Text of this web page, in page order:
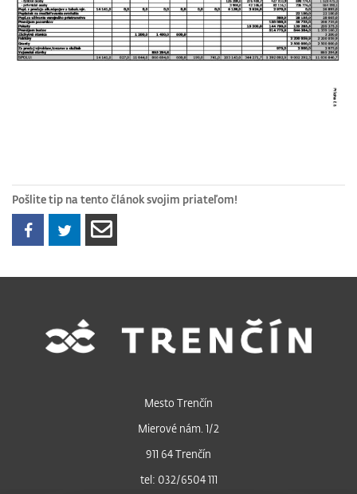
Pošlite tip na tento článok svojim priateľom!
Mesto Trenčín
Mierové nám. 1/2
911 64 Trenčín
tel: 032/6504 111